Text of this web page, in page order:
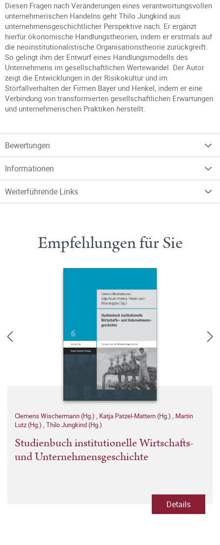
Diesen Fragen nach Veränderungen eines verantwortungsvollen
unternehmerischen Handelns geht Thilo Jungkind aus
unternehmensgeschichtlicher Perspektive nach. Er ergänzt
hierfür ökonomische Handlungstheorien, indem er erstmals auf
die neoinstitutionalistische Organisationstheorie zurückgreift.
So gelingt ihm der Entwurf eines Handlungsmodells des
Unternehmens im gesellschaftlichen Wertewandel. Der Autor
zeigt die Entwicklungen in der Risikokultur und im
Störfallverhalten der Firmen Bayer und Henkel, indem er eine
Verbindung von transformierten gesellschaftlichen Erwartungen
und unternehmerischen Praktiken herstellt.
Bewertungen
Informationen
Weiterführende Links
Empfehlungen für Sie
Clemens Wischermann (Hg.) , Katja Patzel-Mattern (Hg.) , Martin
Lutz (Hg.) , Thilo Jungkind (Hg.)
Studienbuch institutionelle Wirtschafts-
und Unternehmensgeschichte
Details